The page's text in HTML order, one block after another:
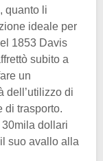
quanto li
ideale per
1853 Davis
subito a
un
dell’utilizzo di
di trasporto.
dollari
suo avallo alla